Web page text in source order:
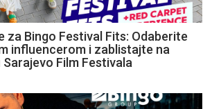
za Bingo Festival Fits: Odaberite
influencerom i zablistajte na
Film Festivala